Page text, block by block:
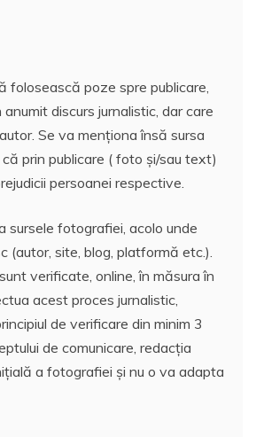
folosească poze spre publicare,
discurs jurnalistic, dar care
Se va menționa însă sursa
prin publicare ( foto și/sau text)
persoanei respective.
sursele fotografiei, acolo unde
(autor, site, blog, platformă etc.).
verificate, online, în măsura în
acest proces jurnalistic,
de verificare din minim 3
de comunicare, redacția
a fotografiei și nu o va adapta